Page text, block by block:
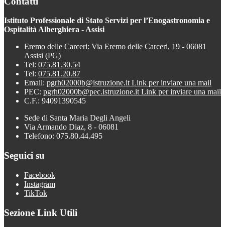
Istituto Professionale di Stato Servizi per l’Enogastronomia e
Ospitalità Alberghiera - Assisi
Eremo delle Carceri: Via Eremo delle Carceri, 19 - 06081
Assisi (PG)
Tel: 075.81.30.54
Tel: 075.81.20.87
Email: pgrh02000b@istruzione.itLink per inviare una mail
PEC: pgrh02000b@pec.istruzione.itLink per inviare una mail
C.F.: 94091390545
Sede di Santa Maria Degli Angeli
Via Armando Diaz, 8 - 06081
Telefono: 075.80.44.495
Seguici su
Facebook
Instagram
TikTok
Sezione Link Utili